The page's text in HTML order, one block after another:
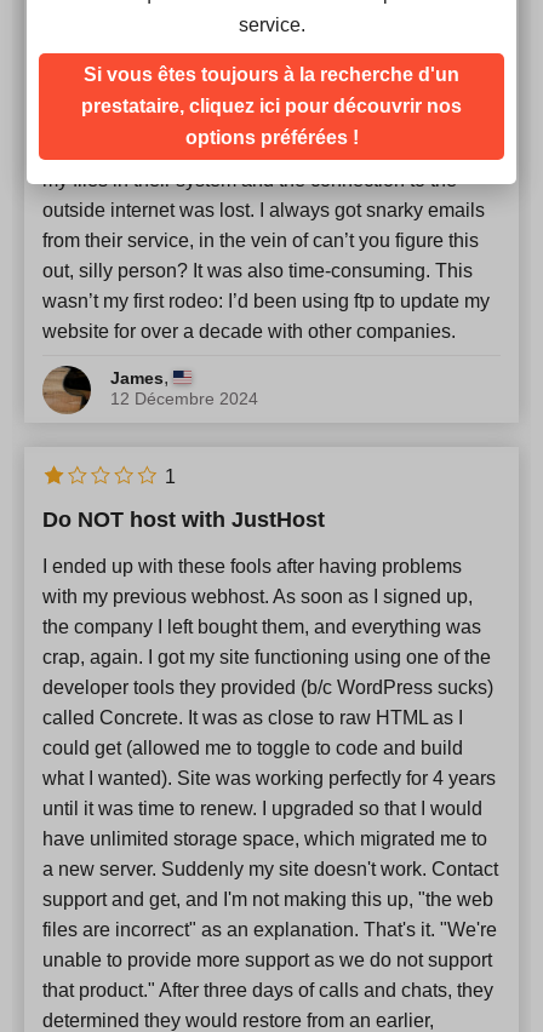
time I tried to update it, it didn’t work. The updated
files transferred by ftp (it looked to me as if it had
worked); but the updates were never “visible” to the
outside world on my website. I would call and
eventually they would sort it out. They kept moving
my files in their system and the connection to the
outside internet was lost. I always got snarky emails
from their service, in the vein of can’t you figure this
out, silly person? It was also time-consuming. This
wasn’t my first rodeo: I’d been using ftp to update my
website for over a decade with other companies.
James,
12 Décembre 2024
Do NOT host with JustHost
I ended up with these fools after having problems
with my previous webhost. As soon as I signed up,
the company I left bought them, and everything was
crap, again. I got my site functioning using one of the
developer tools they provided (b/c WordPress sucks)
called Concrete. It was as close to raw HTML as I
could get (allowed me to toggle to code and build
what I wanted). Site was working perfectly for 4 years
until it was time to renew. I upgraded so that I would
have unlimited storage space, which migrated me to
a new server. Suddenly my site doesn't work. Contact
support and get, and I'm not making this up, "the web
files are incorrect" as an explanation. That's it. "We're
unable to provide more support as we do not support
that product." After three days of calls and chats, they
determined they would restore from an earlier,
1
service.
Si vous êtes toujours à la recherche d'un
prestataire, cliquez ici pour découvrir nos
options préférées !